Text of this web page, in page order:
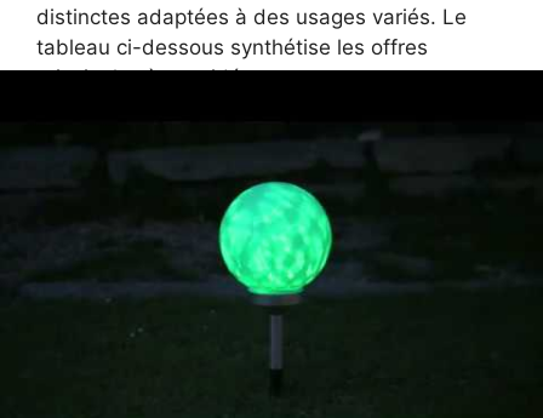
distinctes adaptées à des usages variés. Le
tableau ci-dessous synthétise les offres
principales à considérer.
Puissance
lumineuse
(lumens)
Autonomie
(heures)
Lumisky
Garden
800 10
Détecteur
mouvement,